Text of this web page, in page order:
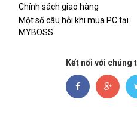
Chính sách giao hàng
Một số câu hỏi khi mua PC tại
MYBOSS
Kết nối với chúng